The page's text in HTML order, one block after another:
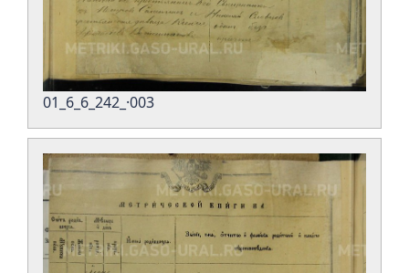
01_6_6_242_·003